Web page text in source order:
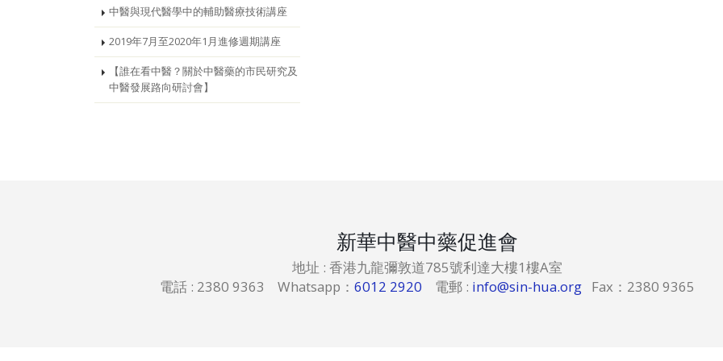
中醫與現代醫學中的輔助醫療技術講座
2019年7月至2020年1月進修週期講座
【誰在看中醫？關於中醫藥的市民研究及
中醫發展路向研討會】
新華中醫中藥促進會
地址 : 香港九龍彌敦道785號利達大樓1樓A室
電話 : 2380 9363 Whatsapp： 6012 2920 電郵 : info@sin-hua.org Fax：2380 9365